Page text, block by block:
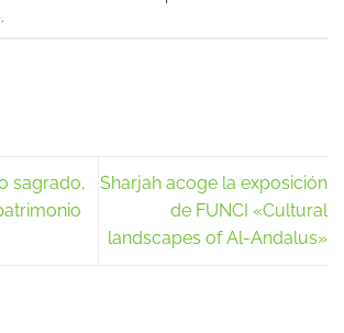
.
sagrado,
Sharjah acoge la exposición
de FUNCI «Cultural
landscapes of Al-Andalus»